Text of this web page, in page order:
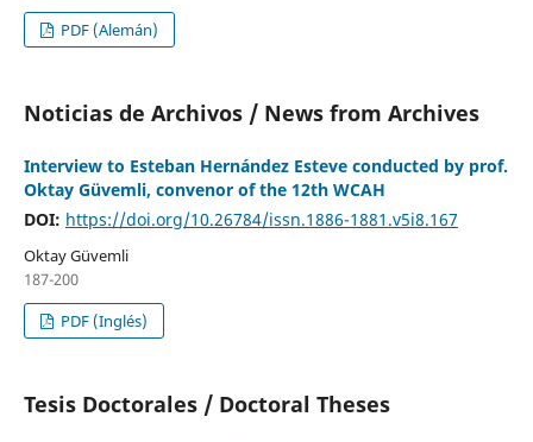
PDF (Alemán)
Noticias de Archivos / News from Archives
Interview to Esteban Hernández Esteve conducted by prof.
Oktay Güvemli, convenor of the 12th WCAH
DOI: https://doi.org/10.26784/issn.1886-1881.v5i8.167
Oktay Güvemli
187-200
PDF (Inglés)
Tesis Doctorales / Doctoral Theses